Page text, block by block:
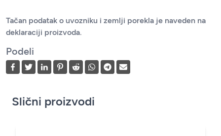
Tačan podatak o uvozniku i zemlji porekla je naveden na
deklaraciji proizvoda.
Podeli
Slični proizvodi